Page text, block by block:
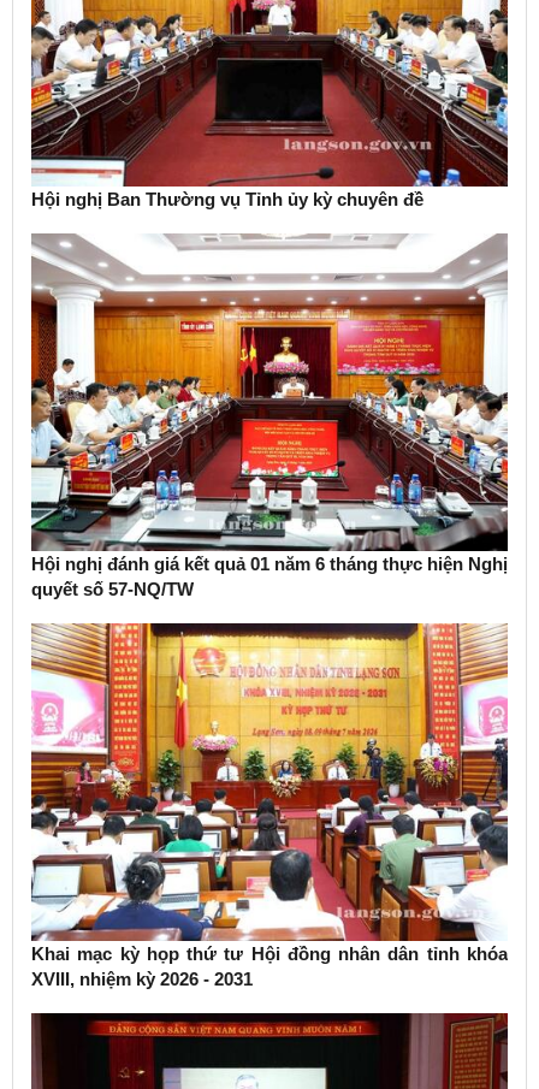
Hội nghị Ban Thường vụ Tỉnh ủy kỳ chuyên đề
Hội nghị đánh giá kết quả 01 năm 6 tháng thực hiện Nghị
quyết số 57-NQ/TW
Khai mạc kỳ họp thứ tư Hội đồng nhân dân tỉnh khóa
XVIII, nhiệm kỳ 2026 - 2031